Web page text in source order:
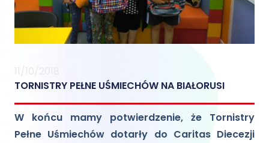
TORNISTRY PEŁNE UŚMIECHÓW NA BIAŁORUSI
W końcu mamy potwierdzenie, że Tornistry
Pełne Uśmiechów dotarły do Caritas Diecezji